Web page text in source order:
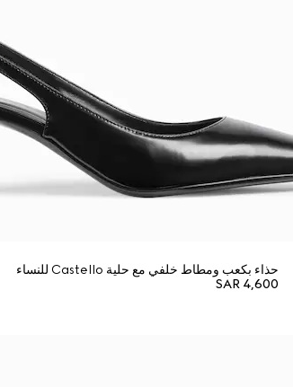
حذاء بكعب ومطاط خلفي مع حلية Castello للنساء
SAR 4,600